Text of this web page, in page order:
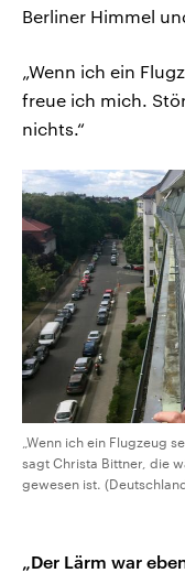
Berliner Himmel
„Wenn ich ein
freue ich mich.
nichts.“
„Wenn ich ein Flugzeug
sagt Christa Bittner, die
gewesen ist.
„Der Lärm war